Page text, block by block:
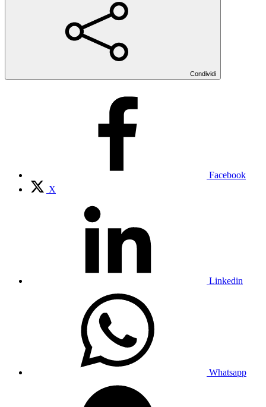
Condividi
Facebook
X
Linkedin
Whatsapp